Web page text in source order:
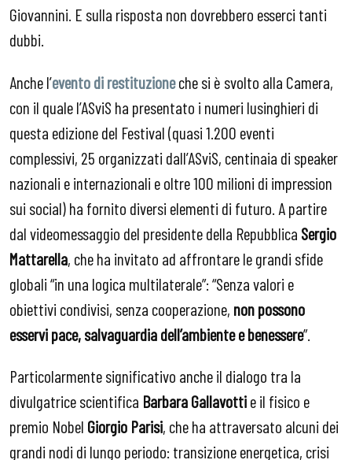
Giovannini. E sulla risposta non dovrebbero esserci tanti
dubbi.
Anche l’evento di restituzioneche si è svolto alla Camera,
con il quale l’ASviS ha presentato i numeri lusinghieri di
questa edizione del Festival (quasi 1.200 eventi
complessivi, 25 organizzati dall’ASviS, centinaia di speaker
nazionali e internazionali e oltre 100 milioni di impression
sui social) ha fornito diversi elementi di futuro. A partire
dal videomessaggio del presidente della Repubblica Sergio
Mattarella, che ha invitato ad affrontare le grandi sfide
globali “in una logica multilaterale”: “Senza valori e
obiettivi condivisi, senza cooperazione, non possono
esservi pace, salvaguardia dell’ambiente e benessere”.
Particolarmente significativo anche il dialogo tra la
divulgatrice scientifica Barbara Gallavottie il fisico e
premio Nobel Giorgio Parisi, che ha attraversato alcuni dei
grandi nodi di lungo periodo: transizione energetica, crisi